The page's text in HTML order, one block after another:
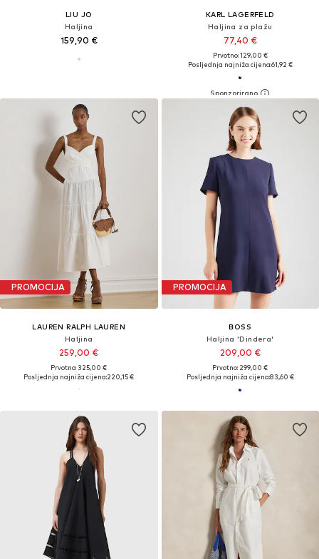
LIU JO
Haljina
159,90 €
KARL LAGERFELD
Haljina za plažu
77,40 €
Prvotno: 129,00 €
Posljednja najniža cijena:61,92 €
PROMOCIJA
LAUREN RALPH LAUREN
Haljina
259,00 €
Prvotno: 325,00 €
Posljednja najniža cijena:220,15 €
PROMOCIJA
BOSS
Haljina 'Dindera'
209,00 €
Prvotno: 299,00 €
Posljednja najniža cijena:83,60 €